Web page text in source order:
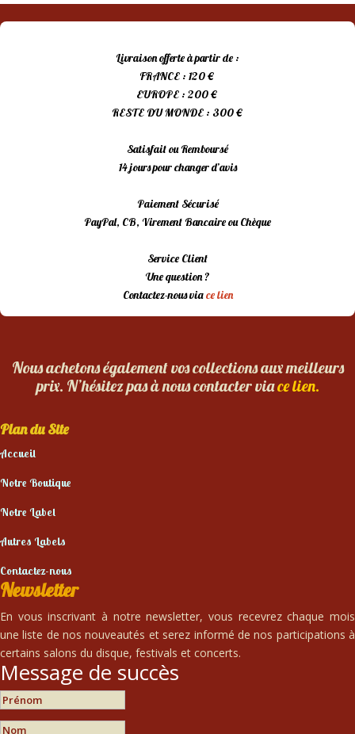
Livraison offerte à partir de :
FRANCE : 120 €
EUROPE : 200 €
RESTE DU MONDE : 300 €
Satisfait ou Remboursé
14 jours pour changer d’avis
Paiement Sécurisé
PayPal, CB, Virement Bancaire ou Chèque
Service Client
Une question ?
Contactez-nous viace lien
Nous achetons également vos collections aux meilleurs
prix. N’hésitez pas à nous contacter viace lien.
Plan du Site
Accueil
Notre Boutique
Notre Label
Autres Labels
Contactez-nous
Newsletter
En vous inscrivant à notre newsletter, vous recevrez chaque mois
une liste de nos nouveautés et serez informé de nos participations à
certains salons du disque, festivals et concerts.
Message de succès